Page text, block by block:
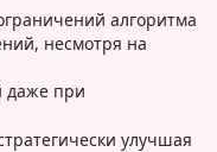
алгоритма
несмотря на
даже при
улучшая